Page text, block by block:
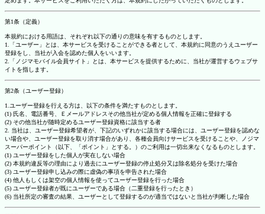
第1条（定義）
本規約における用語は、それぞれ以下の通りの意味を有するものとします。
1.「ユーザー」とは、本サービスを受けることができる者として、本規約に同意のうえユーザー
登録をし、当社が入会を認めた個人をいいます。
2.「ノジマモバイル会員サイト」とは、本サービスを提供するために、当社が運営するウェブサ
イトを指します。
第2条（ユーザー登録）
1.ユーザー登録を行える方は、以下の条件を満たすものとします。
(1) 氏名、電話番号、Ｅメールアドレスその他当社が定める個人情報を正確に登録する
(2) その他当社が随時定めるユーザー登録資格に該当する者
2. 当社は、ユーザー登録希望者が、下記のいずれかに該当する場合には、ユーザー登録を認めな
い場合や、ユーザー登録を取り消す場合があり、各種会員向けサービスを受けることや、ノジマ
スーパーポイント（以下、「ポイント」とする。）のご利用は一切出来なくなるものとします。
(1) ユーザー登録をした個人が実在しない場合
(2) 本規約違反等の理由により過去にユーザー登録の停止処分又は除名処分を受けた場合
(3) ユーザー登録申し込みの際に虚偽の事項を申告された場合
(4) 他人もしくは架空の個人情報を使ってユーザー登録を行った場合
(5) ユーザー登録者が既にユーザーである場合（二重登録を行ったとき）
(6) 当社所定の審査の結果、ユーザーとして登録するのが適当ではないと当社が判断した場合